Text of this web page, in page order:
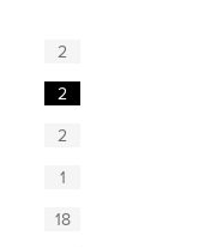
2
2
2
1
18